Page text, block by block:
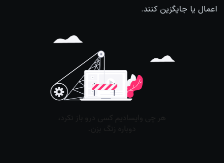
اعمال یا جایگزین کنند.